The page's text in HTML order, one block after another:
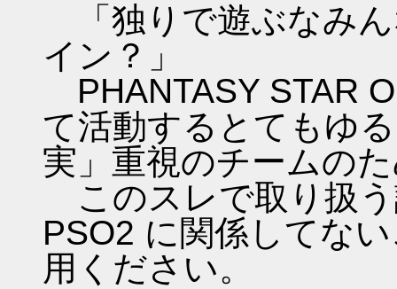
「独りで遊ぶなみ
イン？」
PHANTASY STAR
て活動するとてもゆ
実」重視のチームの
このスレで取り扱
PSO2 に関係してな
用ください。